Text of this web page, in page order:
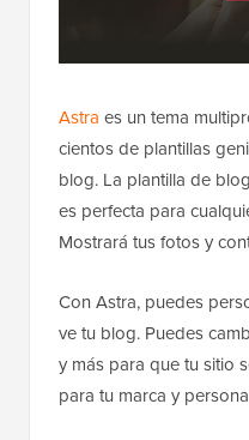
Astra es un tema
cientos de plantillas
blog. La plantilla de
es perfecta para
Mostrará tus fotos y
Con Astra, puedes
ve tu blog. Puedes
y más para que tu sitio
para tu marca y